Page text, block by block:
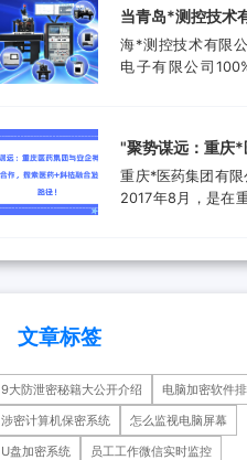
增加，现已成功转
供完整解...
备。运用
MASTA5.4等研发
发，具有强大的
设，打造创新型企
当青岛*测控技术
上安企神，测控
全将迎来哪些新
海*测控技术有限
电子有限公司
集成电路可靠性验
析领域打造国内一
检测、分析、设计
和高端设备集成电
‌"聚势谋远：重庆*
与安企神达成战
索医药+科技融合
重庆*医药集团有限
2017年8月，是在
业。是重庆*经济技
下辖重庆*制药有
药科技重庆有限公
瘤医院等十余家子
文章标签
9大防泄密秘籍大公开介绍
电脑加密软件
涉密计算机保密系统
怎么监视电脑屏幕
U盘加密系统
员工工作微信实时监控